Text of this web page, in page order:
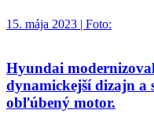
15. mája 2023 | Foto:
Hyundai
dynamickejší dizajn a
obľúbený motor.